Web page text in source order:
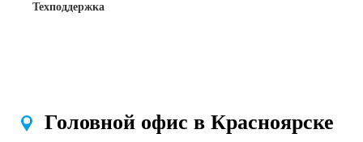
Техподдержка
Головной офис в Красноярске